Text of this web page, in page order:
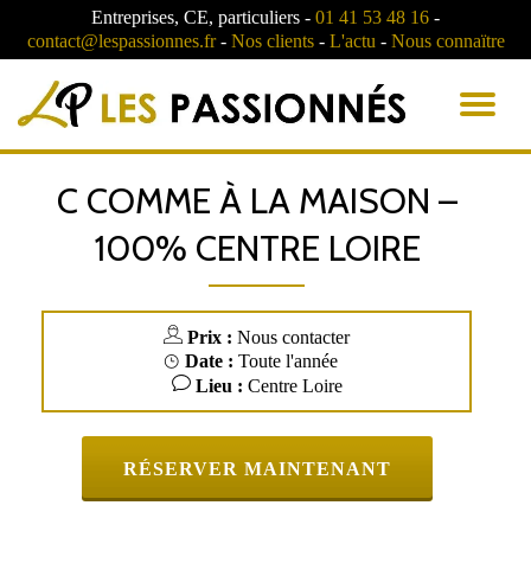
Entreprises, CE, particuliers - 01 41 53 48 16 -
contact@lespassionnes.fr- Nos clients- L'actu - Nous connaïtre
C COMME À LA MAISON –
100% CENTRE LOIRE
Prix : Nous contacter
Date : Toute l'année
Lieu : Centre Loire
RÉSERVER MAINTENANT